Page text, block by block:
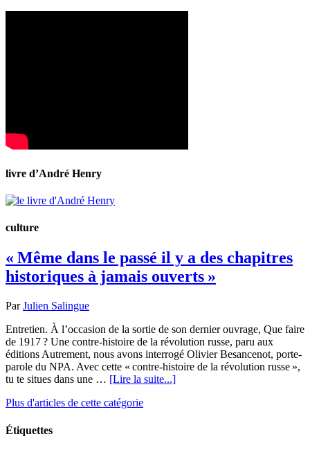
livre d’André Henry
culture
« Même dans le passé il y a des chapitres
historiques à jamais ouverts »
ParJulien Salingue
Entretien. À l’occasion de la sortie de son dernier ouvrage, Que faire
de 1917 ? Une contre-histoire de la révolution russe, paru aux
éditions Autrement, nous avons interrogé Olivier Besancenot, porte-
parole du NPA. Avec cette « contre-histoire de la révolution russe »,
tu te situes dans une … [Lire la suite...]
Plus d'articles de cette catégorie
Étiquettes